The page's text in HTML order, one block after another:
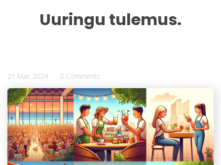
Uuringu tulemus.
21 Mar, 2024 0 Comments